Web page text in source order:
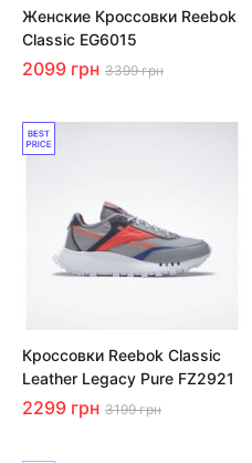
Женские Кроссовки Reebok
Classic EG6015
2099 грн 3399 грн
Кроссовки Reebok Classic
Leather Legacy Pure FZ2921
2299 грн 3199 грн